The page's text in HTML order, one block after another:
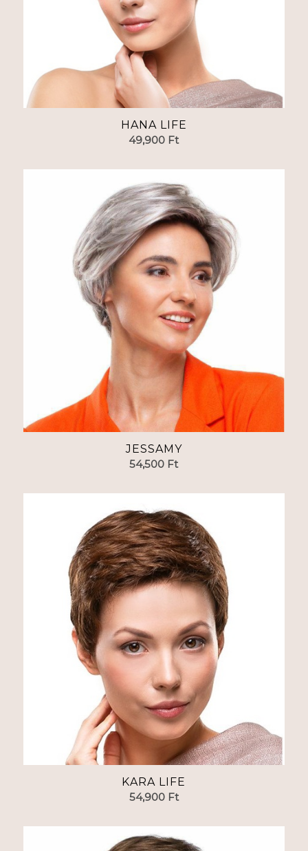
HANA LIFE
49,900 Ft
JESSAMY
54,500 Ft
KARA LIFE
54,900 Ft